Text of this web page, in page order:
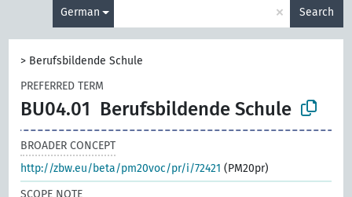
German × Search
> Berufsbildende Schule
PREFERRED TERM
BU04.01 Berufsbildende Schule
BROADER CONCEPT
http://zbw.eu/beta/pm20voc/pr/i/72421 (PM20pr)
SCOPE NOTE